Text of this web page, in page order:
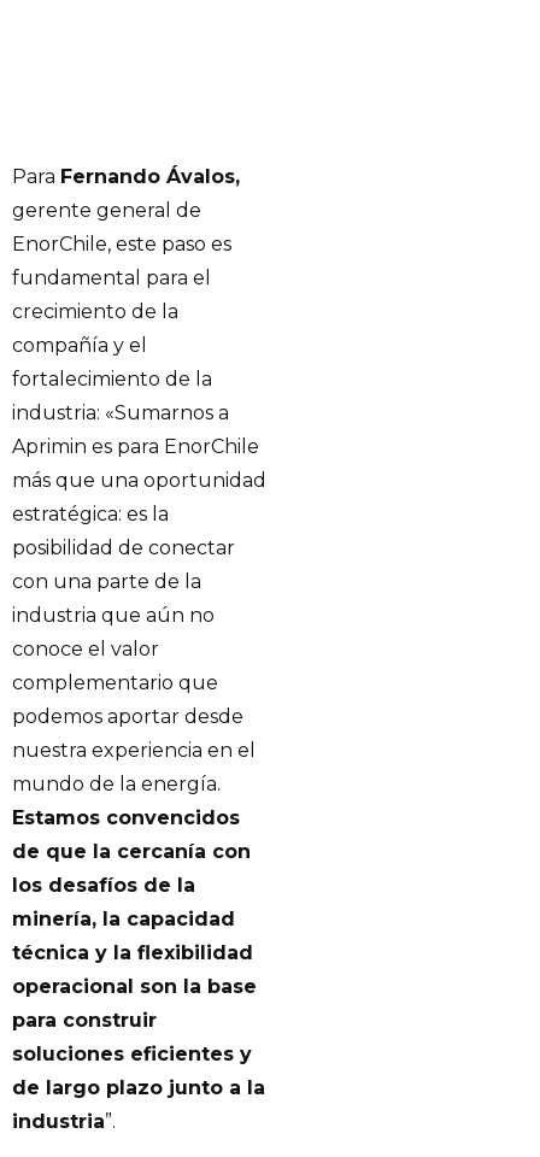
Para Fernando Ávalos,
gerente general de
EnorChile, este paso es
fundamental para el
crecimiento de la
compañía y el
fortalecimiento de la
industria: «Sumarnos a
Aprimin es para EnorChile
más que una oportunidad
estratégica: es la
posibilidad de conectar
con una parte de la
industria que aún no
conoce el valor
complementario que
podemos aportar desde
nuestra experiencia en el
mundo de la energía.
Estamos convencidos
de que la cercanía con
los desafíos de la
minería, la capacidad
técnica y la flexibilidad
operacional son la base
para construir
soluciones eficientes y
de largo plazo junto a la
industria”.